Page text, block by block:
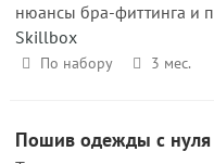
нюансы бра-фиттинга и
Skillbox
По набору 3 мес.
Пошив одежды с нуля